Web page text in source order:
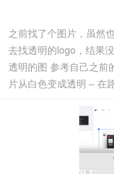
之前找了个图片，虽然
去找透明的logo，结果
透明的图 参考自己之前
片从白色变成透明 – 在